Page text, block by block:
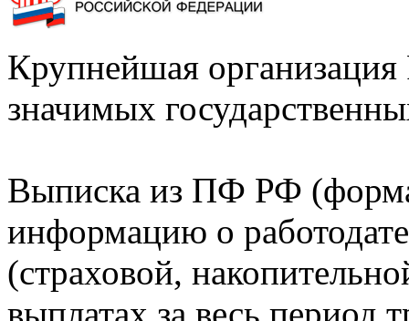
Крупнейшая
значимых
Выписка из ПФ РФ
информацию о
(страховой,
выплатах за весь период